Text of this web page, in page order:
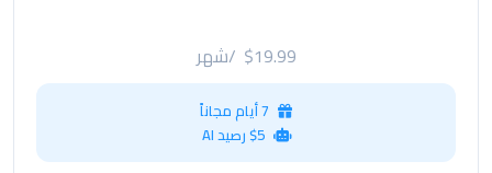
$19.99 /شهر
$5 رصيد AI